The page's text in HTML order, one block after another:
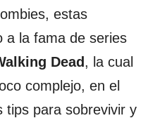
estas
a la fama de series
Dead , la cual
complejo, en el
tips para sobrevivir y